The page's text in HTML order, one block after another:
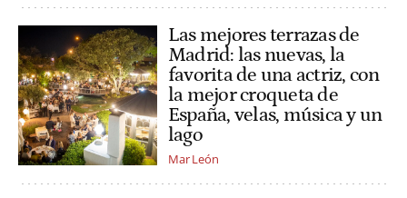
Las mejores terrazas de
Madrid: las nuevas, la
favorita de una actriz, con
la mejor croqueta de
España, velas, música y un
lago
Mar León